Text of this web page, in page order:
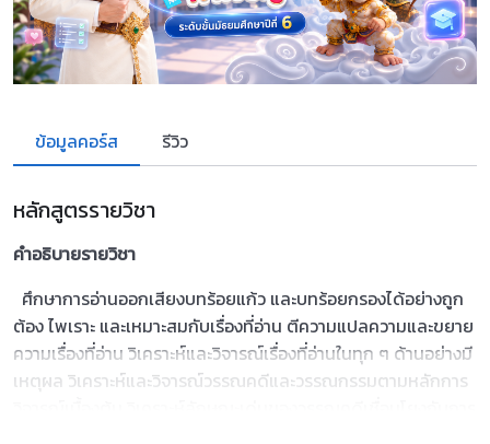
ข้อมูลคอร์ส รีวิว
หลักสูตรรายวิชา
คำอธิบายรายวิชา
ศึกษาการอ่านออกเสียงบทร้อยแก้ว และบทร้อยกรองได้อย่างถูก
ต้อง ไพเราะ และเหมาะสมกับเรื่องที่อ่าน ตีความแปลความและขยาย
ความเรื่องที่อ่าน วิเคราะห์และวิจารณ์เรื่องที่อ่านในทุก ๆ ด้านอย่างมี
เหตุผล วิเคราะห์และวิจารณ์วรรณคดีและวรรณกรรมตามหลักการ